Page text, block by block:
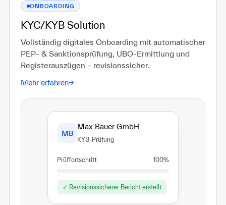
ONBOARDING
KYC/KYB Solution
Vollständig digitales Onboarding mit automatischer
PEP- & Sanktionsprüfung, UBO-Ermittlung und
Registerauszügen – revisionssicher.
Mehr erfahren→
MB
Max Bauer GmbH
KYB-Prüfung
Prüffortschritt 100%
✓ Revisionssicherer Bericht erstellt